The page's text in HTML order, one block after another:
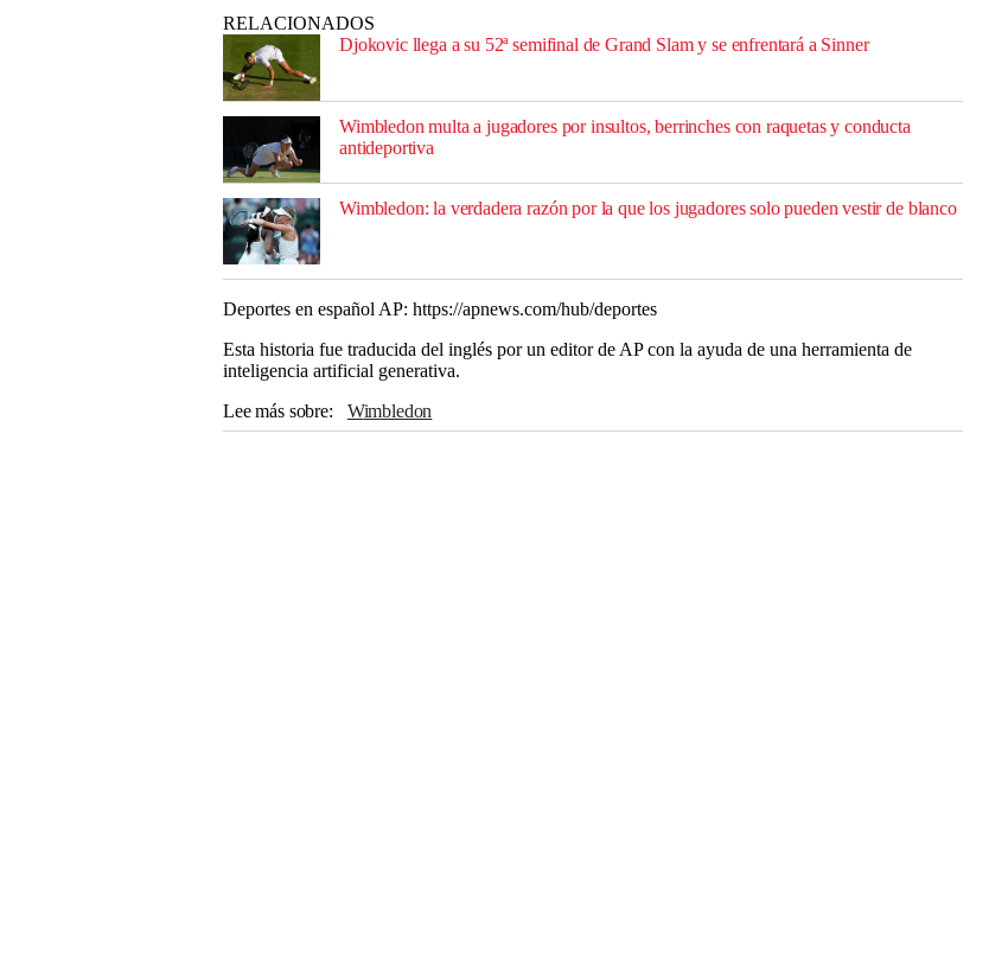
RELACIONADOS
Djokovic llega a su 52ª semifinal de Grand Slam y se enfrentará a Sinner
Wimbledon multa a jugadores por insultos, berrinches con raquetas y conducta
antideportiva
Wimbledon: la verdadera razón por la que los jugadores solo pueden vestir de blanco
Deportes en español AP: https://apnews.com/hub/deportes
Esta historia fue traducida del inglés por un editor de AP con la ayuda de una herramienta de
inteligencia artificial generativa.
Lee más sobre
Wimbledon